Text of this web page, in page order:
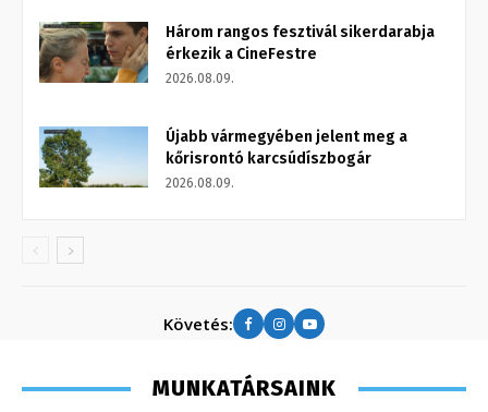
Három rangos fesztivál sikerdarabja
érkezik a CineFestre
2026.08.09.
Újabb vármegyében jelent meg a
kőrisrontó karcsúdíszbogár
2026.08.09.
Követés:
MUNKATÁRSAINK